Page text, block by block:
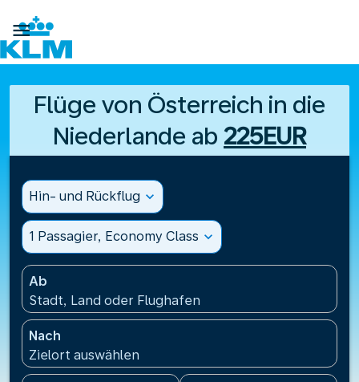

Flüge von Österreich in die
Niederlande ab 225EUR
Hin- und Rückflug expand_more
1 Passagier, Economy Class expand_more
Ab
Stadt, Land oder Flughafen
Nach
Zielort auswählen